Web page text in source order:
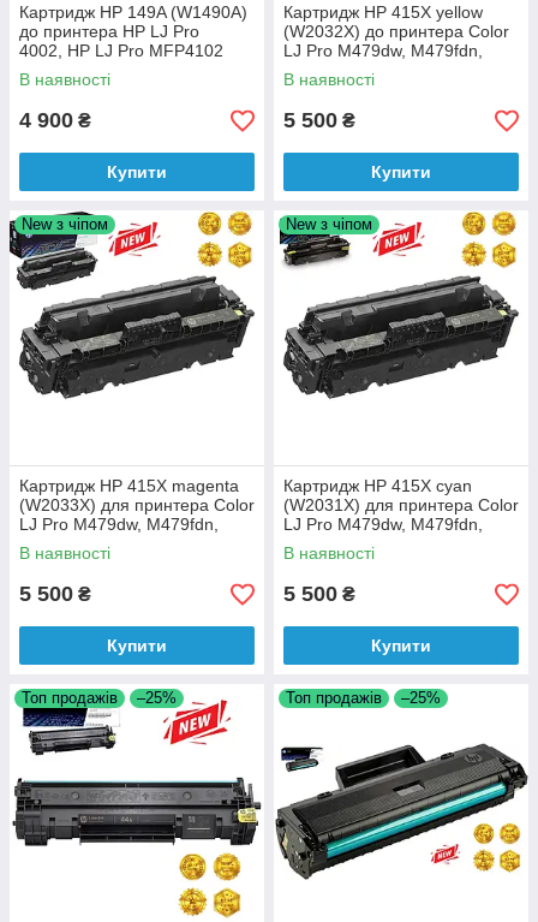
Картридж HP 149A (W1490A)
до принтера HP LJ Pro
4002, HP LJ Pro MFP4102
аналог
В наявності
4 900 ₴
Купити
Картридж HP 415X yellow
(W2032X) до принтера Color
LJ Pro M479dw, M479fdn,
M479fdw, M479fnw, M454dn
аналог
В наявності
5 500 ₴
Купити
New з чіпом
Картридж HP 415X magenta
(W2033X) для принтера Color
LJ Pro M479dw, M479fdn,
M479fdw, M479fnw, M454dn
аналог
В наявності
5 500 ₴
Купити
New з чіпом
Картридж HP 415X cyan
(W2031X) для принтера Color
LJ Pro M479dw, M479fdn,
M479fdw, M479fnw, M454dn
аналог
В наявності
5 500 ₴
Купити
Топ продажів –25% Топ продажів –25%